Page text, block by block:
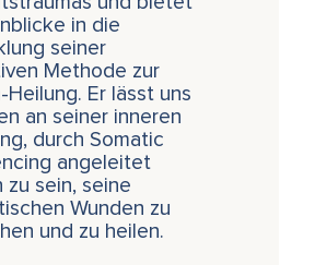
in die
seiner
Methode zur
Heilung. Er lässt uns
an seiner inneren
durch Somatic
angeleitet
zu sein, seine
Wunden zu
und zu heilen.